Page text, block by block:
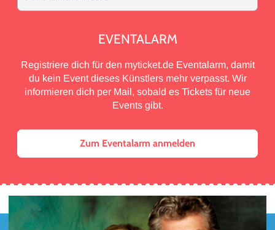
EVENTALARM
Registriere dich für den myticket.de Eventalarm, damit
du kein Event dieses Künstlers mehr verpasst. Wir
informieren dich per Mail, sobald es Tickets für neue
Events gibt.
Zum Eventalarm anmelden